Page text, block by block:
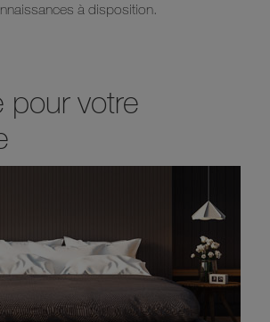
à disposition.
pour votre